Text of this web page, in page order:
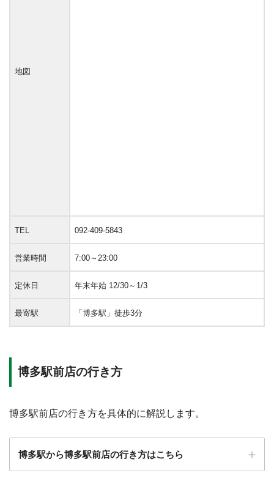
地図
TEL 092-409-5843
営業時間 7:00～23:00
定休日 年末年始 12/30～1/3
最寄駅 「博多駅」徒歩3分
博多駅前店の行き方
博多駅前店の行き方を具体的に解説します。
博多駅から博多駅前店の行き方はこちら